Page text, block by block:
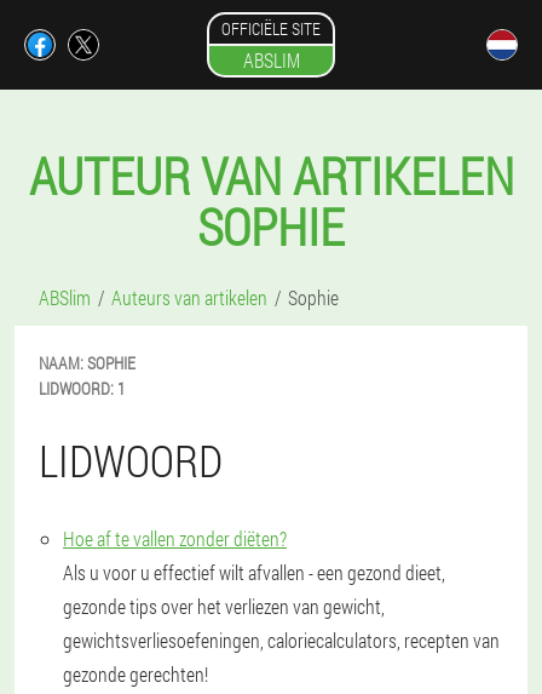
OFFICIËLE SITE
ABSLIM
AUTEUR VAN ARTIKELEN
SOPHIE
ABSlim Auteurs van artikelen Sophie
NAAM:SOPHIE
LIDWOORD: 1
LIDWOORD
Hoe af te vallen zonder diëten?
Als u voor u effectief wilt afvallen - een gezond dieet,
gezonde tips over het verliezen van gewicht,
gewichtsverliesoefeningen, caloriecalculators, recepten van
gezonde gerechten!